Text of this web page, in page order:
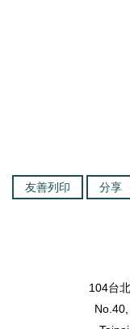
友善列印 分享
104台北